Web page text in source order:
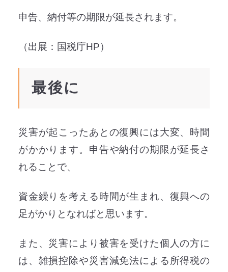
申告、納付等の期限が延長されます。
（出展：国税庁HP）
最後に
災害が起こったあとの復興には大変、時間
がかかります。申告や納付の期限が延長さ
れることで、
資金繰りを考える時間が生まれ、復興への
足がかりとなればと思います。
また、災害により被害を受けた個人の方に
は、雑損控除や災害減免法による所得税の